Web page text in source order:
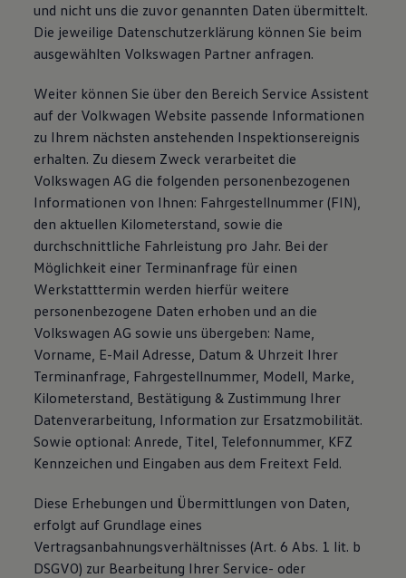
und nicht uns die zuvor genannten Daten übermittelt.
Die jeweilige Datenschutzerklärung können Sie beim
ausgewählten Volkswagen Partner anfragen.
Weiter können Sie über den Bereich Service Assistent
auf der Volkwagen Website passende Informationen
zu Ihrem nächsten anstehenden Inspektionsereignis
erhalten. Zu diesem Zweck verarbeitet die
Volkswagen AG die folgenden personenbezogenen
Informationen von Ihnen: Fahrgestellnummer (FIN),
den aktuellen Kilometerstand, sowie die
durchschnittliche Fahrleistung pro Jahr. Bei der
Möglichkeit einer Terminanfrage für einen
Werkstatttermin werden hierfür weitere
personenbezogene Daten erhoben und an die
Volkswagen AG sowie uns übergeben: Name,
Vorname, E-Mail Adresse, Datum & Uhrzeit Ihrer
Terminanfrage, Fahrgestellnummer, Modell, Marke,
Kilometerstand, Bestätigung & Zustimmung Ihrer
Datenverarbeitung, Information zur Ersatzmobilität.
Sowie optional: Anrede, Titel, Telefonnummer, KFZ
Kennzeichen und Eingaben aus dem Freitext Feld.
Diese Erhebungen und Übermittlungen von Daten,
erfolgt auf Grundlage eines
Vertragsanbahnungsverhältnisses (Art. 6 Abs. 1 lit. b
DSGVO) zur Bearbeitung Ihrer Service- oder